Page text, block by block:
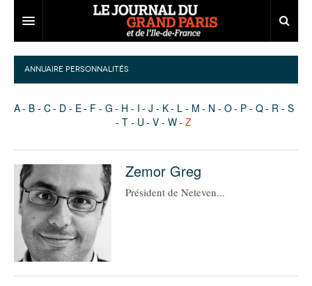
Grand Paris
Territoires
Aménagement
Services urbains
Entreprises
Attractivité
Innovation
Transport
77
78
91
Nominations
Portraits
Agenda
Les Assises du Grand Paris
Éditions précédentes
Le podcast
Ecouter les épisodes
ANNUAIRE PERSONNALITÉS
A B C D E F G H I J K L M N O P Q R
S
T
U V W Z
Zemor Greg
Président de Neteven...